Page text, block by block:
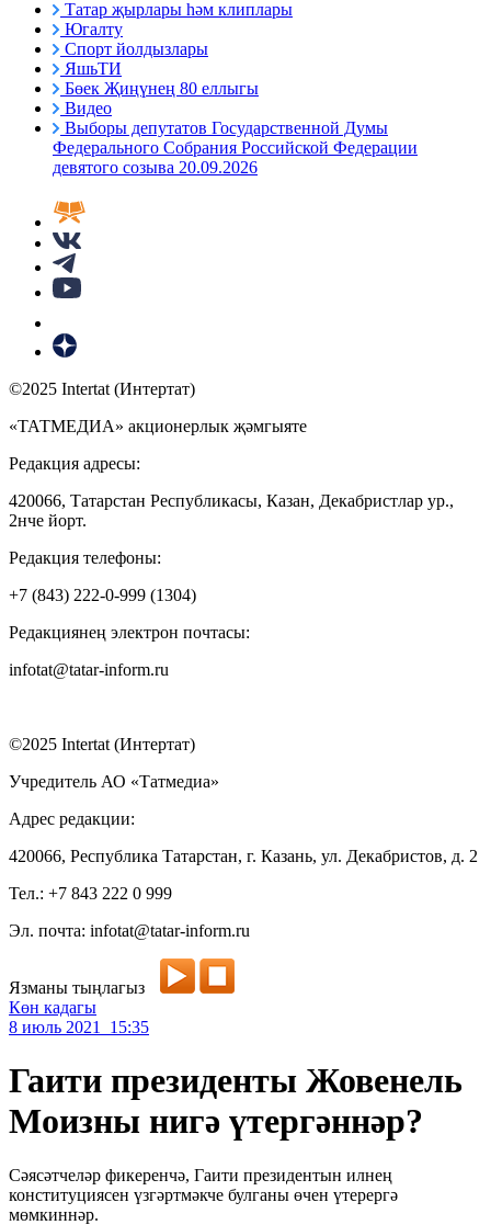
Татар җырлары һәм клиплары
Югалту
Спорт йолдызлары
ЯшьТИ
Бөек Җиңүнең 80 еллыгы
Видео
Выборы депутатов Государственной Думы
Федерального Собрания Российской Федерации
девятого созыва 20.09.2026
©2025 Intertat (Интертат)
«ТАТМЕДИА» акционерлык җәмгыяте
Редакция адресы:
420066, Татарстан Республикасы, Казан, Декабристлар ур.,
2нче йорт.
Редакция телефоны:
+7 (843) 222-0-999 (1304)
Редакциянең электрон почтасы:
infotat@tatar-inform.ru
©2025 Intertat (Интертат)
Учредитель АО «Татмедиа»
Адрес редакции:
420066, Республика Татарстан, г. Казань, ул. Декабристов, д. 2
Тел.: +7 843 222 0 999
Эл. почта: infotat@tatar-inform.ru
Язманы тыңлагыз
Көн кадагы
8 июль 2021 15:35
Гаити президенты Жовенель
Моизны нигә үтергәннәр?
Сәясәтчеләр фикеренчә, Гаити президентын илнең
конституциясен үзгәртмәкче булганы өчен үтерергә
мөмкиннәр.